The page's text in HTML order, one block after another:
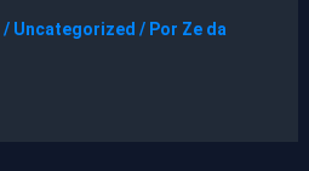
/ Uncategorized / Por Ze da